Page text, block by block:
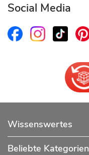
Social Media
Wissenswertes
Beliebte Kategorien